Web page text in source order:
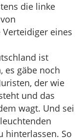
die linke
eines
ist
es gäbe noch
der wie
und das
wagt. Und sei
hinterlassen. So